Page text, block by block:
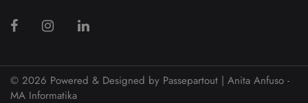
© 2026 Powered & Designed by Passepartout | Anita Anfuso -
MA Informatika